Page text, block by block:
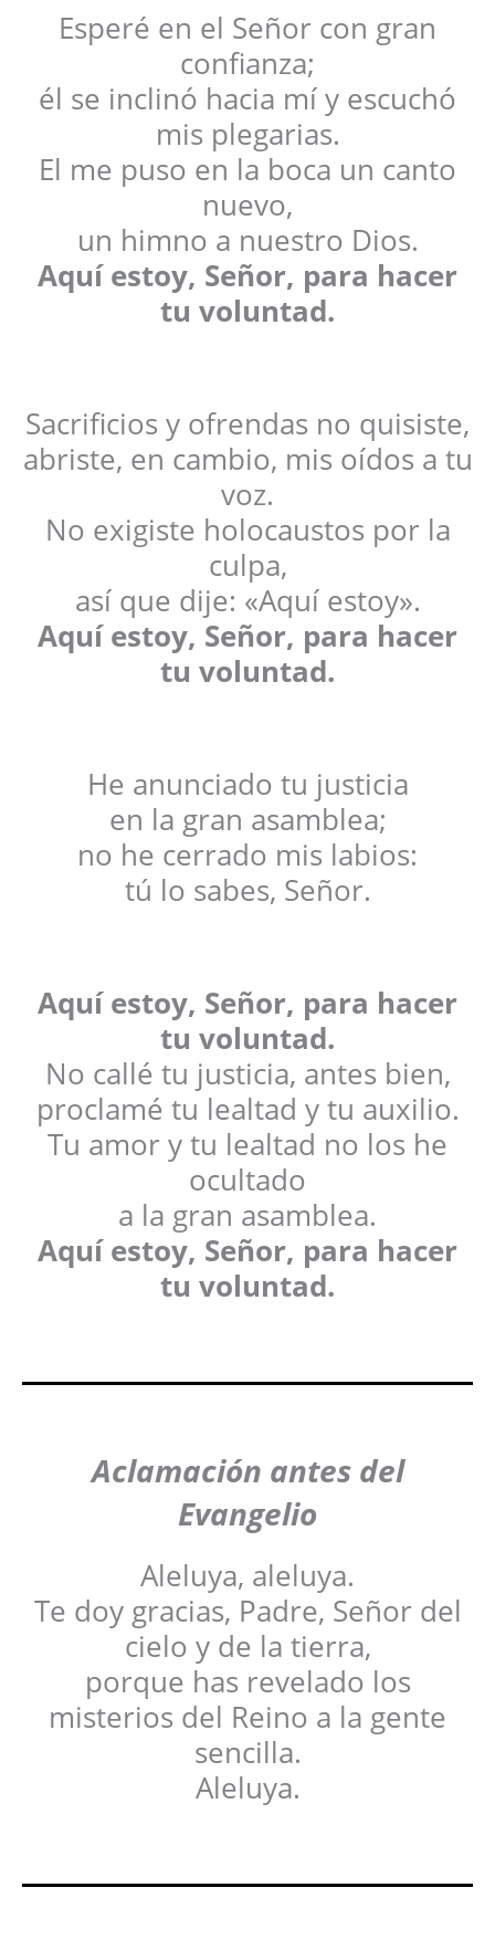
Esperé en el Señor con gran
confianza;
él se inclinó hacia mí y escuchó
mis plegarias.
El me puso en la boca un canto
nuevo,
un himno a nuestro Dios.
Aquí estoy, Señor, para hacer
tu voluntad.
Sacrificios y ofrendas no quisiste,
abriste, en cambio, mis oídos a tu
voz.
No exigiste holocaustos por la
culpa,
así que dije: «Aquí estoy».
Aquí estoy, Señor, para hacer
tu voluntad.
He anunciado tu justicia
en la gran asamblea;
no he cerrado mis labios:
tú lo sabes, Señor.
Aquí estoy, Señor, para hacer
tu voluntad.
No callé tu justicia, antes bien,
proclamé tu lealtad y tu auxilio.
Tu amor y tu lealtad no los he
ocultado
a la gran asamblea.
Aquí estoy, Señor, para hacer
tu voluntad.
Aclamación antes del
Evangelio
Aleluya, aleluya.
Te doy gracias, Padre, Señor del
cielo y de la tierra,
porque has revelado los
misterios del Reino a la gente
sencilla.
Aleluya.